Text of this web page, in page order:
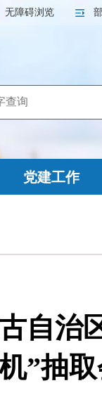
无障碍浏览
党建工作
自治
”抽